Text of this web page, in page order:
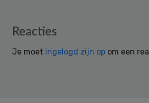
Reader
Reacties
Je moet ingelogd zijn op om een